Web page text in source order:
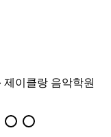
제이클랑 음악학원